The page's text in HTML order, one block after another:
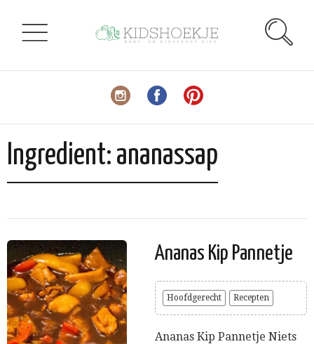
Ingredient: ananassap
Ananas Kip Pannetje
Hoofdgerecht Recepten
Ananas Kip Pannetje Niets